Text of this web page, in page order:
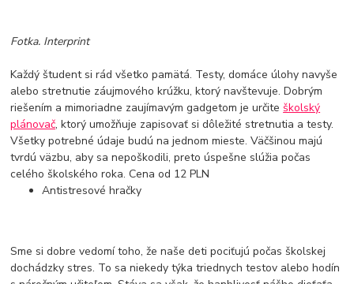
Fotka. Interprint
Každý študent si rád všetko pamätá. Testy, domáce úlohy navyše
alebo stretnutie záujmového krúžku, ktorý navštevuje. Dobrým
riešením a mimoriadne zaujímavým gadgetom je určiteškolský
plánovač, ktorý umožňuje zapisovať si dôležité stretnutia a testy.
Všetky potrebné údaje budú na jednom mieste. Väčšinou majú
tvrdú väzbu, aby sa nepoškodili, preto úspešne slúžia počas
celého školského roka. Cena od 12 PLN
Antistresové hračky
Sme si dobre vedomí toho, že naše deti pociťujú počas školskej
dochádzky stres. To sa niekedy týka triednych testov alebo hodín